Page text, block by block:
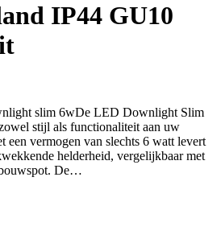
IP44 GU10
slim 6wDe LED Downlight Slim
stijl als functionaliteit aan uw
een vermogen van slechts 6 watt levert
helderheid, vergelijkbaar met
De…